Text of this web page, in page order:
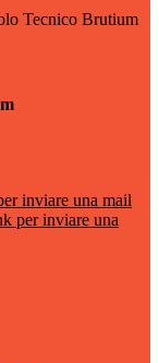
Tecnico Brutium
inviare una mail
per inviare una